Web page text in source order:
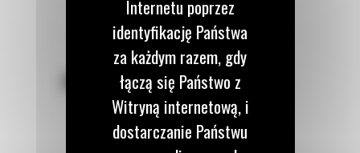
POZOSTAŃMY W KONTAKCIE
Internetu poprzez
identyfikację Państwa
za każdym razem, gdy
łączą się Państwo z
Witryną internetową, i
dostarczanie Państwu